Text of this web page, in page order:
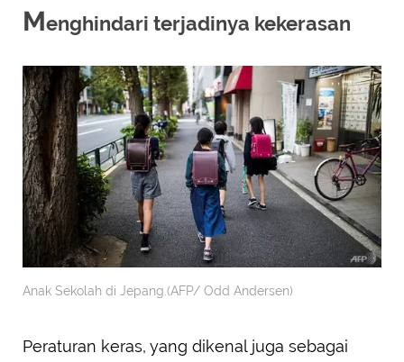
Menghindari terjadinya kekerasan
Anak Sekolah di Jepang.(AFP/ Odd Andersen)
Peraturan keras, yang dikenal juga sebagai